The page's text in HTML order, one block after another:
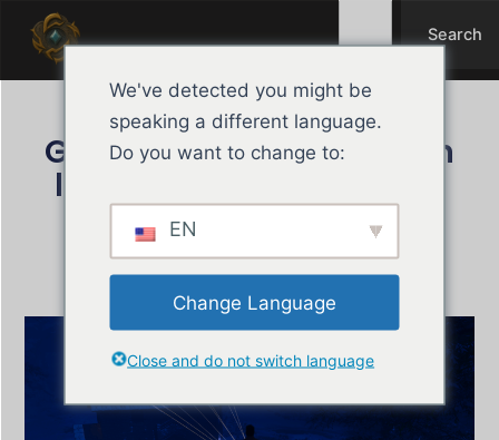
contenido
Search
Guía de Misión: Ciegos en
la Isla – El Dispositivo de
Rastreo
enero 20, 2026 Tharyon
We've detected you might be
speaking a different language.
Do you want to change to:
EN
Change Language
Close and do not switch language